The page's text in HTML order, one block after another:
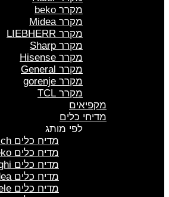
מקרר beko
מקרר Midea
מקרר LIEBHERR
מקרר Sharp
מקרר Hisense
מקרר General
מקרר gorenje
מקרר TCL
מקפיאים
מדיחי כלים
לפי מותג
מדיח כלים Bosch
מדיח כלים beko
מדיח כלים Delonghi
מדיח כלים Midea
מדיח כלים Miele